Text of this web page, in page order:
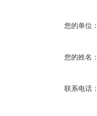
您的单位
您的姓名
联系电话